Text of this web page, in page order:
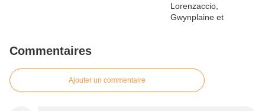
Commentaires
Ajouter un commentaire